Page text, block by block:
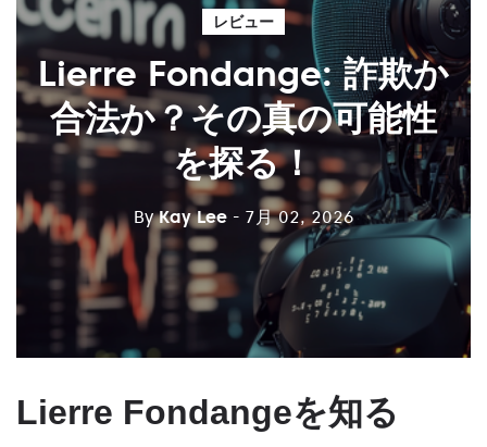
レビュー
Lierre Fondange: 詐欺か
合法か？その真の可能性
を探る！
ByKay Lee - 7月 02, 2026
Lierre Fondangeを知る